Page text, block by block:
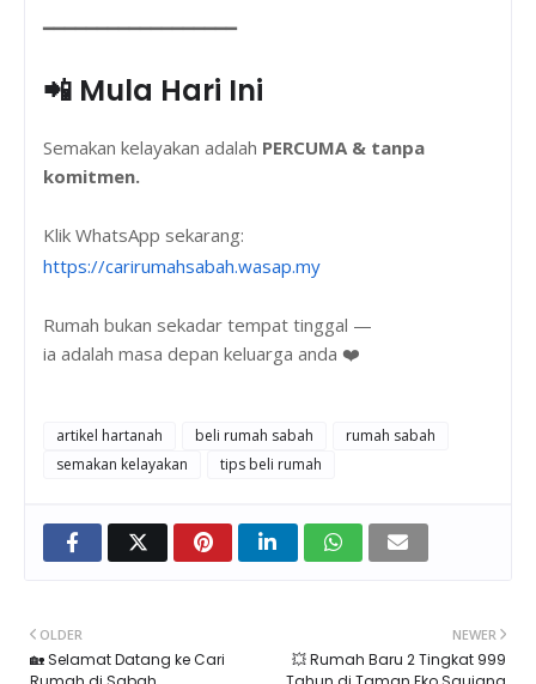
━━━━━━━━━━━━━━━━━━
📲 Mula Hari Ini
Semakan kelayakan adalah PERCUMA & tanpa
komitmen.
Klik WhatsApp sekarang:
https://carirumahsabah.wasap.my
Rumah bukan sekadar tempat tinggal —
ia adalah masa depan keluarga anda ❤️
artikel hartanah beli rumah sabah
rumah sabah
semakan kelayakan
tips beli rumah
NEWER
💥 Rumah Baru 2 Tingkat 999
OLDER
🏡 Selamat Datang ke Cari